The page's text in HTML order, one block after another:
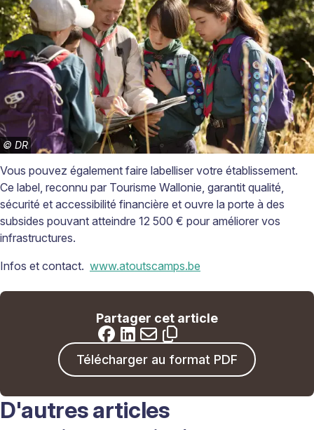
© DR
Vous pouvez également faire labelliser votre établissement.
Ce label, reconnu par Tourisme Wallonie, garantit qualité,
sécurité et accessibilité financière et ouvre la porte à des
subsides pouvant atteindre 12 500 € pour améliorer vos
infrastructures.
Infos et contact. www.atoutscamps.be
Partager cet article
Télécharger au format PDF
D'autres articles